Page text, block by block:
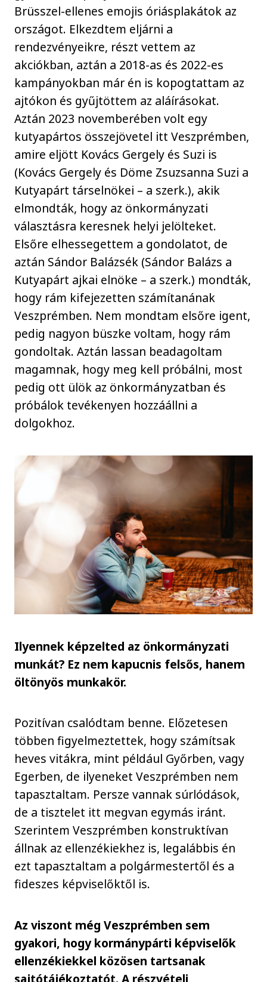
Brüsszel-ellenes emojis óriásplakátok az
országot. Elkezdtem eljárni a
rendezvényeikre, részt vettem az
akciókban, aztán a 2018-as és 2022-es
kampányokban már én is kopogtattam az
ajtókon és gyűjtöttem az aláírásokat.
Aztán 2023 novemberében volt egy
kutyapártos összejövetel itt Veszprémben,
amire eljött Kovács Gergely és Suzi is
(Kovács Gergely és Döme Zsuzsanna Suzi a
Kutyapárt társelnökei – a szerk.), akik
elmondták, hogy az önkormányzati
választásra keresnek helyi jelölteket.
Elsőre elhessegettem a gondolatot, de
aztán Sándor Balázsék (Sándor Balázs a
Kutyapárt ajkai elnöke – a szerk.) mondták,
hogy rám kifejezetten számítanának
Veszprémben. Nem mondtam elsőre igent,
pedig nagyon büszke voltam, hogy rám
gondoltak. Aztán lassan beadagoltam
magamnak, hogy meg kell próbálni, most
pedig ott ülök az önkormányzatban és
próbálok tevékenyen hozzáállni a
dolgokhoz.
Ilyennek képzelted az önkormányzati
munkát? Ez nem kapucnis felsős, hanem
öltönyös munkakör.
Pozitívan csalódtam benne. Előzetesen
többen figyelmeztettek, hogy számítsak
heves vitákra, mint például Győrben, vagy
Egerben, de ilyeneket Veszprémben nem
tapasztaltam. Persze vannak súrlódások,
de a tisztelet itt megvan egymás iránt.
Szerintem Veszprémben konstruktívan
állnak az ellenzékiekhez is, legalábbis én
ezt tapasztaltam a polgármestertől és a
fideszes képviselőktől is.
Az viszont még Veszprémben sem
gyakori, hogy kormánypárti képviselők
ellenzékiekkel közösen tartsanak
sajtótájékoztatót. A részvételi